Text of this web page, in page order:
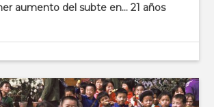
aumento del subte en… 21 años